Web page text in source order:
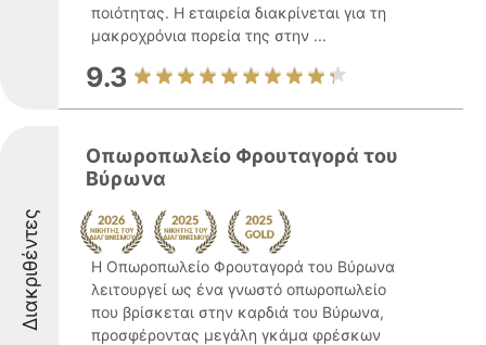
ποιότητας. Η εταιρεία διακρίνεται για τη
μακροχρόνια πορεία της στην ...
9.3
Διακριθέντες
Οπωροπωλείο Φρουταγορά του
Βύρωνα
Η Οπωροπωλείο Φρουταγορά του Βύρωνα
λειτουργεί ως ένα γνωστό οπωροπωλείο
που βρίσκεται στην καρδιά του Βύρωνα,
προσφέροντας μεγάλη γκάμα φρέσκων